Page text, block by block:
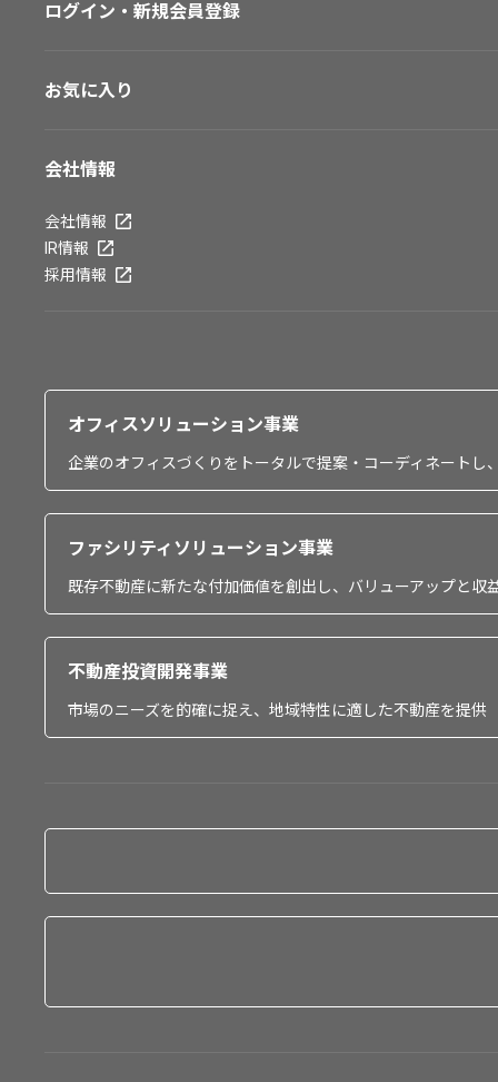
ログイン・新規会員登録
お気に入り
会社情報
会社情報
IR情報
採用情報
オフィスソリューション事業
企業のオフィスづくりをトータルで提案・コーディネート
ファシリティソリューション事業
既存不動産に新たな付加価値を創出し、バリューアップと収
不動産投資開発事業
市場のニーズを的確に捉え、地域特性に適した不動産を提供